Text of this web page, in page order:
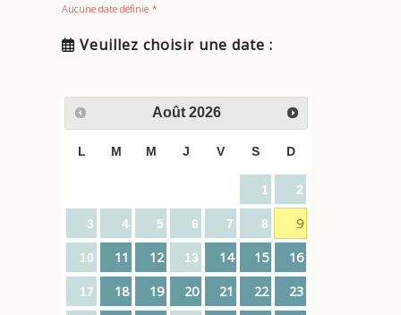
Aucune date définie *
Veuillez choisir une date :
Août 2026
L M M J V S D
1 2
3 4 5 6 7 8 9
10 11 12 13 14 15 16
17 18 19 20 21 22 23